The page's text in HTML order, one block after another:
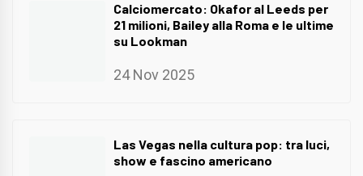
Calciomercato: Okafor al Leeds per
21 milioni, Bailey alla Roma e le ultime
su Lookman
24 Nov 2025
Las Vegas nella cultura pop: tra luci,
show e fascino americano